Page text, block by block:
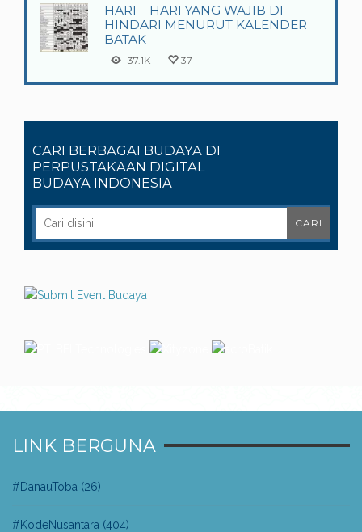
HARI – HARI YANG WAJIB DI
HINDARI MENURUT KALENDER
BATAK
37.1K 37
CARI BERBAGAI BUDAYA DI
PERPUSTAKAAN DIGITAL
BUDAYA INDONESIA
LINK BERGUNA
#DanauToba (26)
#KodeNusantara (404)